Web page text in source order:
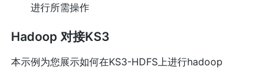
进行所需操作
Hadoop 对接KS3
本示例为您展示如何在KS3-HDFS上进行hadoop